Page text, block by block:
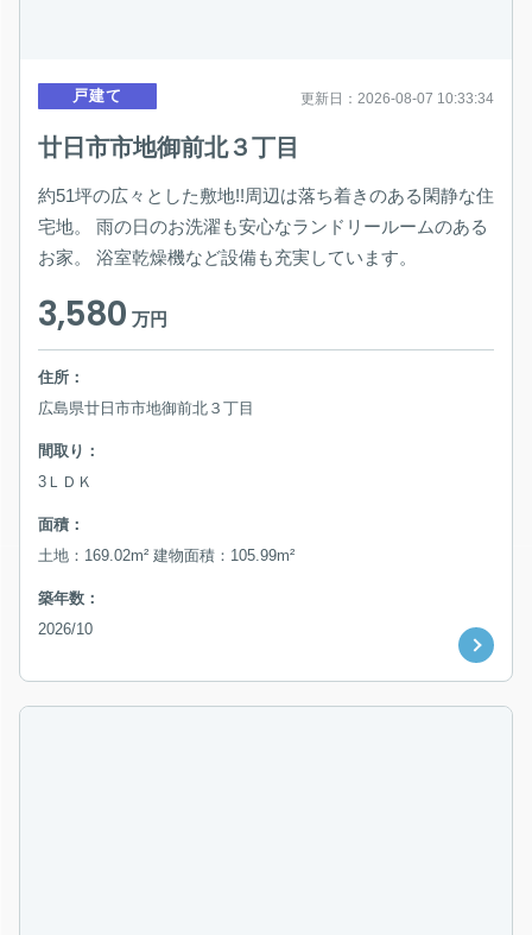
戸建て 更新日：2026-08-07 10:33:34
廿日市市地御前北３丁目
約51坪の広々とした敷地!!周辺は落ち着きのある閑静な住
宅地。 雨の日のお洗濯も安心なランドリールームのある
お家。 浴室乾燥機など設備も充実しています。
3,580万円
住所：
広島県廿日市市地御前北３丁目
間取り：
3ＬＤＫ
面積：
土地：169.02m² 建物面積：105.99m²
築年数：
2026/10